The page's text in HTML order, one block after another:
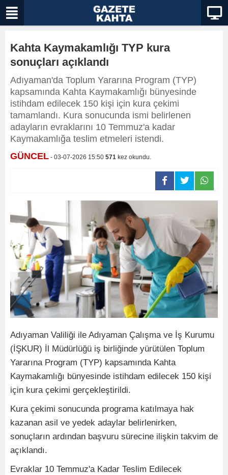
Kahta Kaymakamlığı TYP kura
sonuçları açıklandı
Adıyaman'da Toplum Yararına Program (TYP)
kapsamında Kahta Kaymakamlığı bünyesinde
istihdam edilecek 150 kişi için kura çekimi
tamamlandı. Kura sonucunda ismi belirlenen
adayların evraklarını 10 Temmuz'a kadar
Kaymakamlığa teslim etmeleri istendi.
GÜNCEL - 03-07-2026 15:50 571 kez okundu.
Adıyaman Valiliği ile Adıyaman Çalışma ve İş Kurumu
(İŞKUR) İl Müdürlüğü iş birliğinde yürütülen Toplum
Yararına Program (TYP) kapsamında Kahta
Kaymakamlığı bünyesinde istihdam edilecek 150 kişi
için kura çekimi gerçekleştirildi.
Kura çekimi sonucunda programa katılmaya hak
kazanan asil ve yedek adaylar belirlenirken,
sonuçların ardından başvuru sürecine ilişkin takvim de
açıklandı.
Evraklar 10 Temmuz'a Kadar Teslim Edilecek